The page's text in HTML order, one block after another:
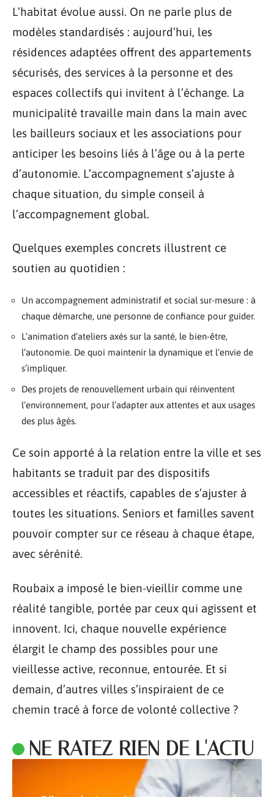
L’habitat évolue aussi. On ne parle plus de
modèles standardisés : aujourd’hui, les
résidences adaptées offrent des appartements
sécurisés, des services à la personne et des
espaces collectifs qui invitent à l’échange. La
municipalité travaille main dans la main avec
les bailleurs sociaux et les associations pour
anticiper les besoins liés à l’âge ou à la perte
d’autonomie. L’accompagnement s’ajuste à
chaque situation, du simple conseil à
l’accompagnement global.
Quelques exemples concrets illustrent ce
soutien au quotidien :
Un accompagnement administratif et social sur-mesure : à
chaque démarche, une personne de confiance pour guider.
L’animation d’ateliers axés sur la santé, le bien-être,
l’autonomie. De quoi maintenir la dynamique et l’envie de
s’impliquer.
Des projets de renouvellement urbain qui réinventent
l’environnement, pour l’adapter aux attentes et aux usages
des plus âgés.
Ce soin apporté à la relation entre la ville et ses
habitants se traduit par des dispositifs
accessibles et réactifs, capables de s’ajuster à
toutes les situations. Seniors et familles savent
pouvoir compter sur ce réseau à chaque étape,
avec sérénité.
Roubaix a imposé le bien-vieillir comme une
réalité tangible, portée par ceux qui agissent et
innovent. Ici, chaque nouvelle expérience
élargit le champ des possibles pour une
vieillesse active, reconnue, entourée. Et si
demain, d’autres villes s’inspiraient de ce
chemin tracé à force de volonté collective ?
NE RATEZ RIEN DE L'ACTU